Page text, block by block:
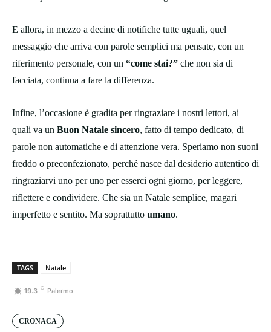
E allora, in mezzo a decine di notifiche tutte uguali, quel
messaggio che arriva con parole semplici ma pensate, con un
riferimento personale, con un “come stai?” che non sia di
facciata, continua a fare la differenza.
Infine, l’occasione è gradita per ringraziare i nostri lettori, ai
quali va un Buon Natale sincero, fatto di tempo dedicato, di
parole non automatiche e di attenzione vera. Speriamo non suoni
freddo o preconfezionato, perché nasce dal desiderio autentico di
ringraziarvi uno per uno per esserci ogni giorno, per leggere,
riflettere e condividere. Che sia un Natale semplice, magari
imperfetto e sentito. Ma soprattutto umano.
TAGS Natale
19.3 C Palermo
CRONACA